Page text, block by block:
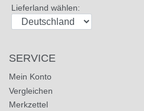
Lieferland wählen:
SERVICE
Mein Konto
Vergleichen
Merkzettel